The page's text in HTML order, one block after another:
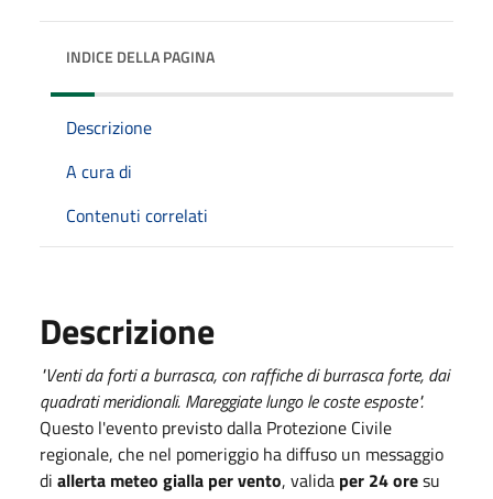
INDICE DELLA PAGINA
Descrizione
A cura di
Contenuti correlati
Descrizione
"Venti da forti a burrasca, con raffiche di burrasca forte, dai
quadrati meridionali. Mareggiate lungo le coste esposte".
Questo l'evento previsto dalla Protezione Civile
regionale, che nel pomeriggio ha diffuso un messaggio
di allerta meteo gialla per vento, valida per 24 oresu